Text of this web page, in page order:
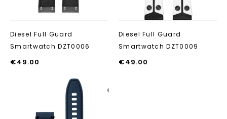
Diesel Full Guard
Smartwatch DZT0006
€49.00
Diesel Full Guard
Smartwatch DZT0009
€49.00